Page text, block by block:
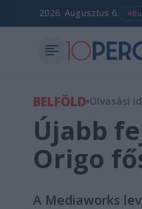
2026. Augusztus 6.
BELFÖLD Olvasási
Újabb
Origo
A Mediaworks